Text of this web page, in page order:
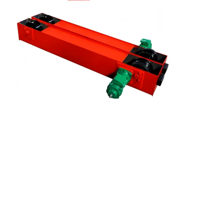
잡기
기중기
기어 모터 및 브레이크